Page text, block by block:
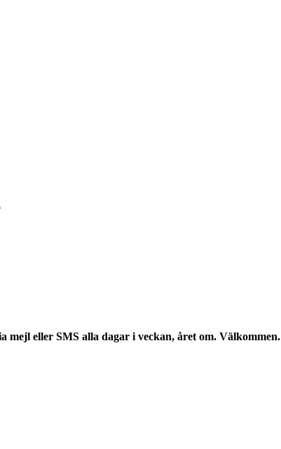
mejl eller SMS alla dagar i veckan, året om. Välkommen.